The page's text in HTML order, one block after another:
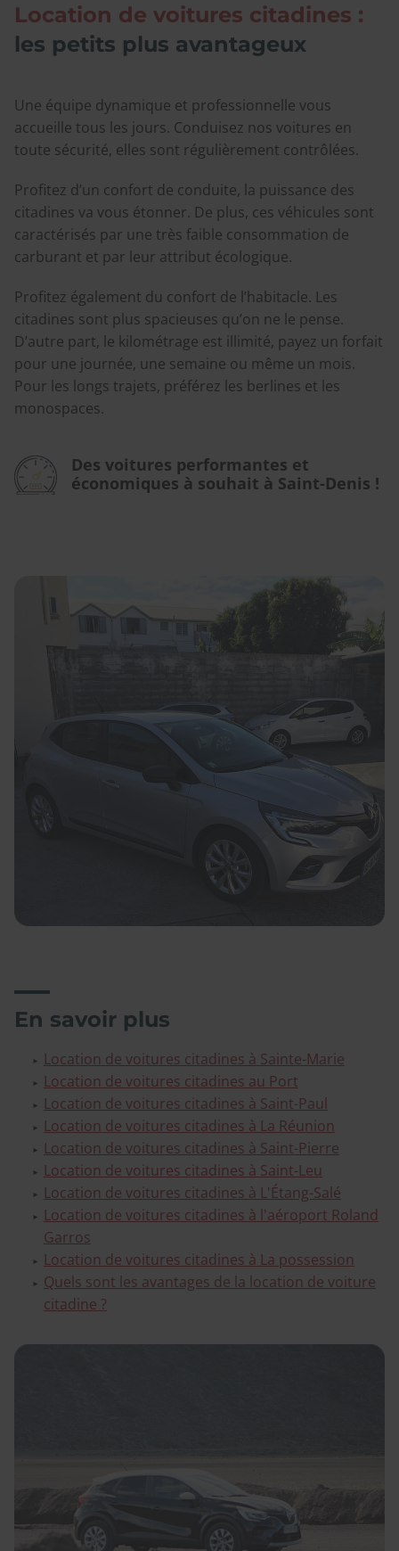
Location de voitures citadines :
les petits plus avantageux
Une équipe dynamique et professionnelle vous
accueille tous les jours. Conduisez nos voitures en
toute sécurité, elles sont régulièrement contrôlées.
Profitez d’un confort de conduite, la puissance des
citadines va vous étonner. De plus, ces véhicules sont
caractérisés par une très faible consommation de
carburant et par leur attribut écologique.
Profitez également du confort de l’habitacle. Les
citadines sont plus spacieuses qu’on ne le pense.
D’autre part, le kilométrage est illimité, payez un forfait
pour une journée, une semaine ou même un mois.
Pour les longs trajets, préférez les berlines et les
monospaces.
Des voitures performantes et
économiques à souhait à Saint-Denis !
En savoir plus
Location de voitures citadines à Sainte-Marie
Location de voitures citadines au Port
Location de voitures citadines à Saint-Paul
Location de voitures citadines à La Réunion
Location de voitures citadines à Saint-Pierre
Location de voitures citadines à Saint-Leu
Location de voitures citadines à L'Étang-Salé
Location de voitures citadines à l'aéroport Roland
Garros
Location de voitures citadines à La possession
Quels sont les avantages de la location de voiture
citadine ?